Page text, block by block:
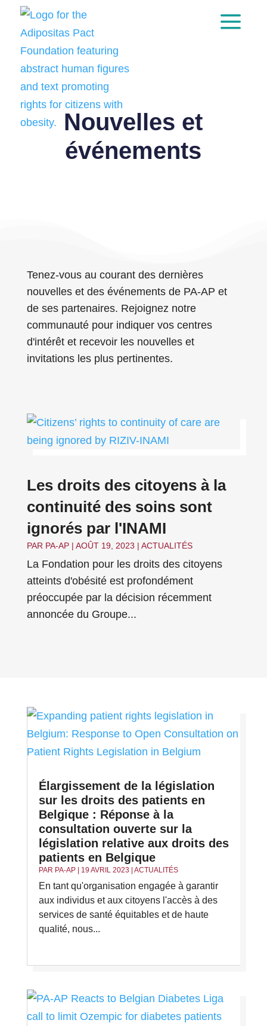
Skip
content
a
Nouvelles et
événements
Tenez-vous au courant des dernières
nouvelles et des événements de PA-AP et
de ses partenaires. Rejoignez notre
communauté pour indiquer vos centres
d'intérêt et recevoir les nouvelles et
invitations les plus pertinentes.
Les droits des citoyens à la
continuité des soins sont
ignorés par l'INAMI
PAR PA-AP| AOÛT 19, 2023 | ACTUALITÉS
La Fondation pour les droits des citoyens
atteints d'obésité est profondément
préoccupée par la décision récemment
annoncée du Groupe...
Élargissement de la législation
sur les droits des patients en
Belgique : Réponse à la
consultation ouverte sur la
législation relative aux droits des
patients en Belgique
PAR PA-AP| 19 AVRIL 2023 ACTUALITÉS
En tant qu'organisation engagée à garantir
aux individus et aux citoyens l'accès à des
services de santé équitables et de haute
qualité, nous...